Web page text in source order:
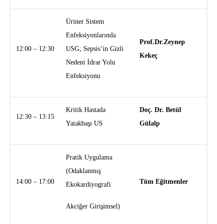
12:00 – 12:30
Üriner Sistem
Enfeksiyonlarında
USG; Sepsis’in Gizli
Nedeni İdrar Yolu
Enfeksiyonu
Prof.Dr.Zeynep
Kekeç
12:30 – 13:15
Kritik Hastada
Yatakbaşı US
Doç. Dr. Betül
Gülalp
14:00 – 17:00
Pratik Uygulama
(Odaklanmış
Ekokardiyografi
Akciğer Girişimsel)
Tüm Eğitmenler